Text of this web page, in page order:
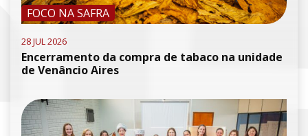
FOCO NA SAFRA
28 JUL 2026
Encerramento da compra de tabaco na unidade
de Venâncio Aires